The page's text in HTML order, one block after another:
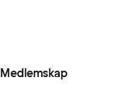
Medlemskap